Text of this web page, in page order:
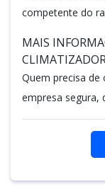
competente do
MAIS
Quem precisa de
empresa segura,